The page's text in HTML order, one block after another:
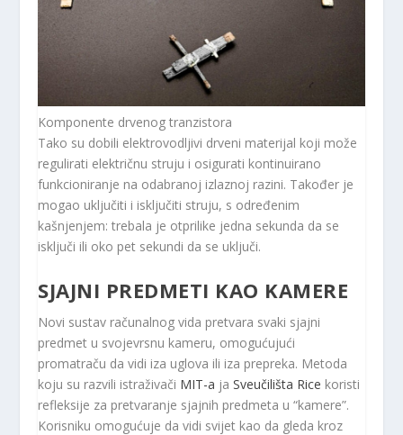
Komponente drvenog tranzistora
Tako su dobili elektrovodljivi drveni materijal koji može
regulirati električnu struju i osigurati kontinuirano
funkcioniranje na odabranoj izlaznoj razini. Također je
mogao uključiti i isključiti struju, s određenim
kašnjenjem: trebala je otprilike jedna sekunda da se
isključi ili oko pet sekundi da se uključi.
SJAJNI PREDMETI KAO KAMERE
Novi sustav računalnog vida pretvara svaki sjajni
predmet u svojevrsnu kameru, omogućujući
promatraču da vidi iza uglova ili iza prepreka. Metoda
koju su razvili istraživači MIT-a jaSveučilišta Rice koristi
refleksije za pretvaranje sjajnih predmeta u “kamere”.
Korisniku omogućuje da vidi svijet kao da gleda kroz